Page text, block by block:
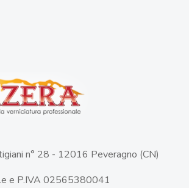
n° 28 - 12016 Peveragno (CN)
e P.IVA 02565380041